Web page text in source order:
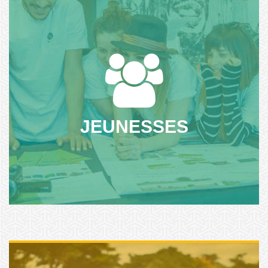
JEUNESSES
Permettre à chaque jeune de construire son projet, c'est
faire une place aux citoyen.ne.s de demain dans la société.
Nous les accompagnons...
NOS ACTIONS